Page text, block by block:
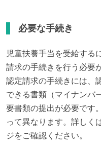
必要な手続き
児童扶養手当を受給する
請求の手続きを行う必要
認定請求の手続きには、
できる書類（マイナンバ
要書類の提出が必要です
って異なります。詳しく
ジをご確認ください。